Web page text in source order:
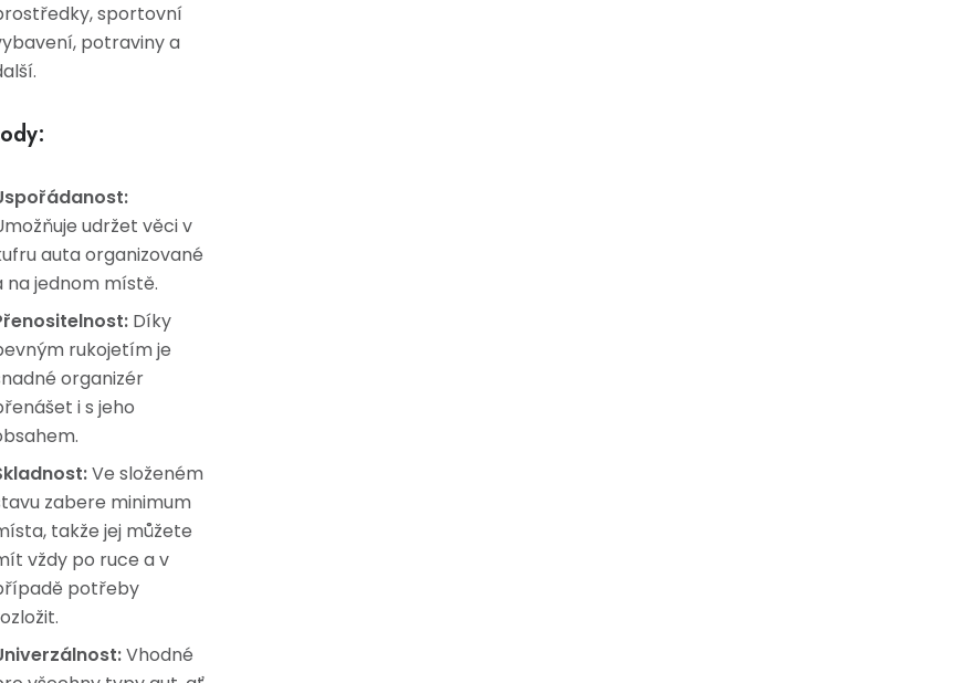
sportovní
potraviny a
udržet věci v
auta organizované
na jednom místě.
Díky
rukojetím je
organizér
i s jeho
Ve složeném
zabere minimum
takže jej můžete
vždy po ruce a v
potřeby
Vhodné